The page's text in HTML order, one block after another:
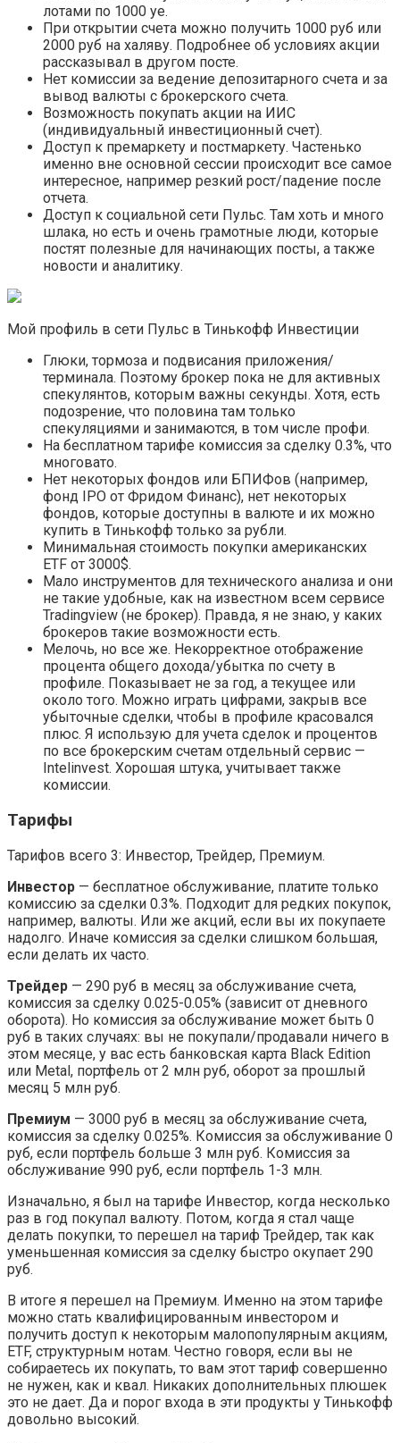
лотами по 1000 уе.
При открытии счета можно получить 1000 руб или
2000 руб на халяву. Подробнее об условиях акции
рассказывал в другом посте.
Нет комиссии за ведение депозитарного счета и за
вывод валюты с брокерского счета.
Возможность покупать акции на ИИС
(индивидуальный инвестиционный счет).
Доступ к премаркету и постмаркету. Частенько
именно вне основной сессии происходит все самое
интересное, например резкий рост/падение после
отчета.
Доступ к социальной сети Пульс. Там хоть и много
шлака, но есть и очень грамотные люди, которые
постят полезные для начинающих посты, а также
новости и аналитику.
Мой профиль в сети Пульс в Тинькофф Инвестиции
Глюки, тормоза и подвисания приложения/
терминала. Поэтому брокер пока не для активных
спекулянтов, которым важны секунды. Хотя, есть
подозрение, что половина там только
спекуляциями и занимаются, в том числе профи.
На бесплатном тарифе комиссия за сделку 0.3%, что
многовато.
Нет некоторых фондов или БПИФов (например,
фонд IPO от Фридом Финанс), нет некоторых
фондов, которые доступны в валюте и их можно
купить в Тинькофф только за рубли.
Минимальная стоимость покупки американских
ETF от 3000$.
Мало инструментов для технического анализа и они
не такие удобные, как на известном всем сервисе
Tradingview (не брокер). Правда, я не знаю, у каких
брокеров такие возможности есть.
Мелочь, но все же. Некорректное отображение
процента общего дохода/убытка по счету в
профиле. Показывает не за год, а текущее или
около того. Можно играть цифрами, закрыв все
убыточные сделки, чтобы в профиле красовался
плюс. Я использую для учета сделок и процентов
по все брокерским счетам отдельный сервис —
Intelinvest. Хорошая штука, учитывает также
комиссии.
Тарифы
Тарифов всего 3: Инвестор, Трейдер, Премиум.
Инвестор — бесплатное обслуживание, платите только
комиссию за сделки 0.3%. Подходит для редких покупок,
например, валюты. Или же акций, если вы их покупаете
надолго. Иначе комиссия за сделки слишком большая,
если делать их часто.
Трейдер — 290 руб в месяц за обслуживание счета,
комиссия за сделку 0.025-0.05% (зависит от дневного
оборота). Но комиссия за обслуживание может быть 0
руб в таких случаях: вы не покупали/продавали ничего в
этом месяце, у вас есть банковская карта Black Edition
или Metal, портфель от 2 млн руб, оборот за прошлый
месяц 5 млн руб.
Премиум — 3000 руб в месяц за обслуживание счета,
комиссия за сделку 0.025%. Комиссия за обслуживание 0
руб, если портфель больше 3 млн руб. Комиссия за
обслуживание 990 руб, если портфель 1-3 млн.
Изначально, я был на тарифе Инвестор, когда несколько
раз в год покупал валюту. Потом, когда я стал чаще
делать покупки, то перешел на тариф Трейдер, так как
уменьшенная комиссия за сделку быстро окупает 290
руб.
В итоге я перешел на Премиум. Именно на этом тарифе
можно стать квалифицированным инвестором и
получить доступ к некоторым малопопулярным акциям,
ETF, структурным нотам. Честно говоря, если вы не
собираетесь их покупать, то вам этот тариф совершенно
не нужен, как и квал. Никаких дополнительных плюшек
это не дает. Да и порог входа в эти продукты у Тинькофф
довольно высокий.